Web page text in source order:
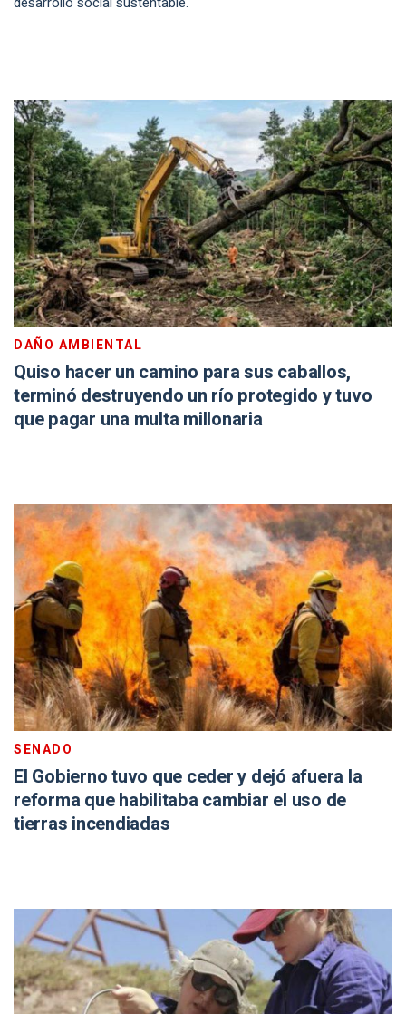
DAÑO AMBIENTAL
Quiso hacer un camino para sus caballos,
terminó destruyendo un río protegido y tuvo
que pagar una multa millonaria
SENADO
El Gobierno tuvo que ceder y dejó afuera la
reforma que habilitaba cambiar el uso de
tierras incendiadas